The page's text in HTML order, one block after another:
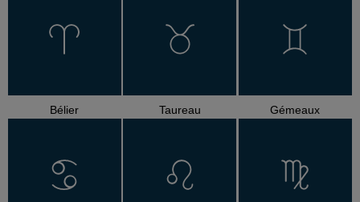
Bélier Taureau Gémeaux